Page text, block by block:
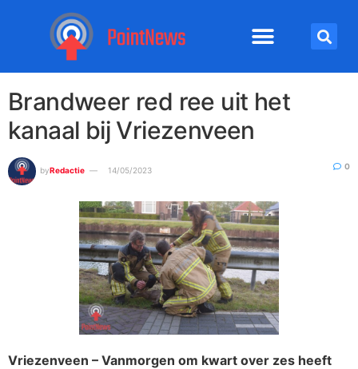
Brandweer red ree uit het
kanaal bij Vriezenveen
byRedactie 14/05/2023 0
Vriezenveen – Vanmorgen om kwart over zes heeft